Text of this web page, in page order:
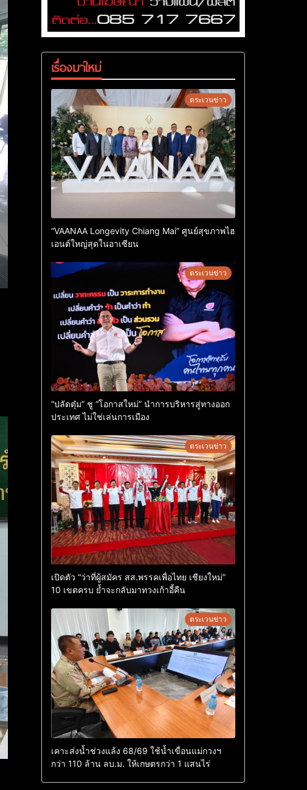
เรื่องมาใหม่
ตระเวนข่าว
“VAANAA Longevity Chiang Mai” ศูนย์สุขภาพไฮ
เอนต์ใหญ่สุดในอาเซียน
ตระเวนข่าว
“ปลัดตุ๋ม” ชู “โอกาสใหม่” นำการบริหารสู่ทางออก
ประเทศ ไม่ใช่เล่นการเมือง
ตระเวนข่าว
เปิดตัว “ว่าที่ผู้สมัคร สส.พรรคเพื่อไทย เชียงใหม่”
10 เขตครบ ย้ำจะกลับมาทวงเก้าอี้คืน
ตระเวนข่าว
เคาะส่งน้ำช่วงแล้ง 68/69 ใช้น้ำเขื่อนแม่กวงฯ
กว่า 110 ล้าน ลบ.ม. ให้เกษตรกว่า 1 แสนไร่